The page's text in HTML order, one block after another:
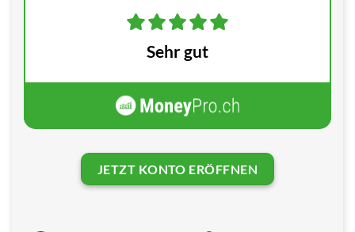
Sehr gut
JETZT KONTO ERÖFFNEN